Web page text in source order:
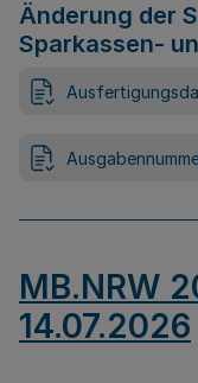
Änderung der
Sparkassen-
MB.NRW
14.07.2026